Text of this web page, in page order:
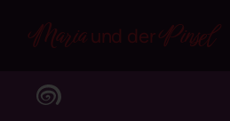
Mariaund derPinsel